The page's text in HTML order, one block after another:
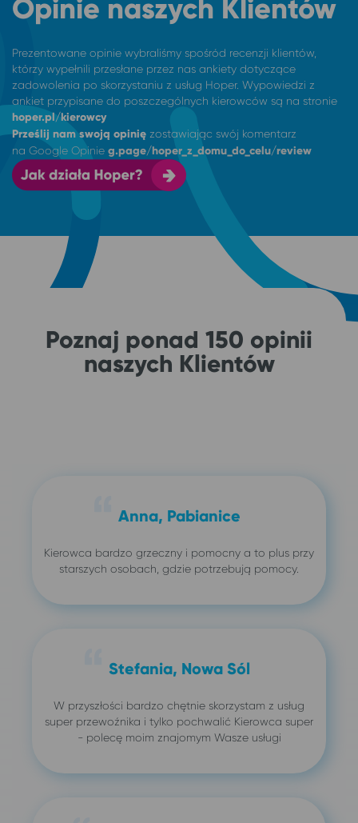
Opinie naszych Klientów
Prezentowane opinie wybraliśmy spośród recenzji klientów,
którzy wypełnili przesłane przez nas ankiety dotyczące
zadowolenia po skorzystaniu z usług Hoper. Wypowiedzi z
ankiet przypisane do poszczególnych kierowców są na stronie
hoper.pl/kierowcy
Prześlij nam swoją opinię zostawiając swój komentarz
na Google Opinie g.page/hoper_z_domu_do_celu/review
Poznaj ponad 150 opinii
naszych Klientów
Anna, Pabianice
Kierowca bardzo grzeczny i pomocny a to plus przy
starszych osobach, gdzie potrzebują pomocy.
Stefania, Nowa Sól
W przyszłości bardzo chętnie skorzystam z usług
super przewoźnika i tylko pochwalić Kierowca super
- polecę moim znajomym Wasze usługi